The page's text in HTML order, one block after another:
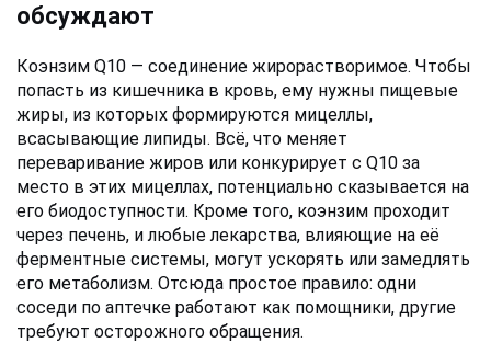
обсуждают
Коэнзим Q10 — соединение жирорастворимое. Чтобы
попасть из кишечника в кровь, ему нужны пищевые
жиры, из которых формируются мицеллы,
всасывающие липиды. Всё, что меняет
переваривание жиров или конкурирует с Q10 за
место в этих мицеллах, потенциально сказывается на
его биодоступности. Кроме того, коэнзим проходит
через печень, и любые лекарства, влияющие на её
ферментные системы, могут ускорять или замедлять
его метаболизм. Отсюда простое правило: одни
соседи по аптечке работают как помощники, другие
требуют осторожного обращения.